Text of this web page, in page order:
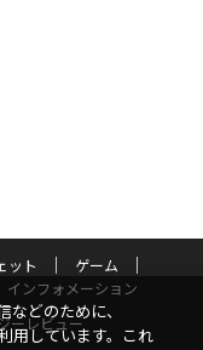
ット
ゲーム
インフォメーション
ーレビュー
などのために、
用しています。これ